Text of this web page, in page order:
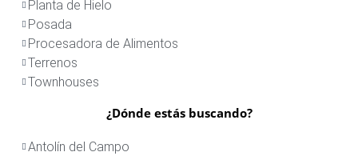
Planta de Hielo
Posada
Procesadora de Alimentos
Terrenos
Townhouses
¿Dónde estás buscando?
Antolín del Campo